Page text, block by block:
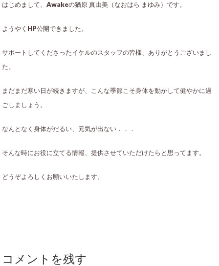
はじめまして、Awakeの猶原 真由美（なおはら まゆみ）です。
ようやくHP公開できました。
サポートしてくださったイケルのスタッフの皆様、ありがとうございまし
た。
まだまだ寒い日が続きますが、こんな季節こそ身体を動かして健やかに過
ごしましょう。
なんとなく身体がだるい、元気が出ない．．．
そんな時にお役に立てる情報、提供させていただけたらと思ってます。
どうぞよろしくお願いいたします。
コメントを残す